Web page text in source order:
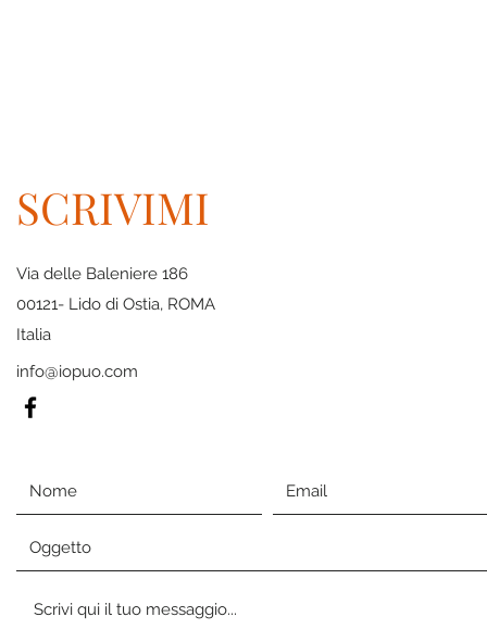
SCRIVIMI
Via delle Baleniere 186
00121- Lido di Ostia, ROMA
Italia
info@iopuo.com